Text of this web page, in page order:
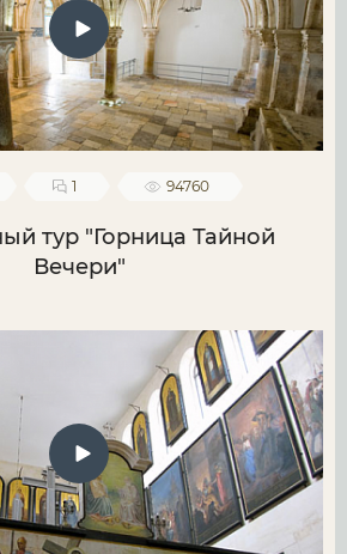
1 94760
тур "Горница Тайной
Вечери"